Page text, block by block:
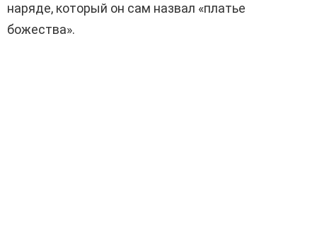
наряде, который он сам назвал «платье
божества».